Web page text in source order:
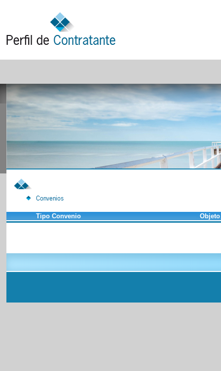
Convenios
Tipo Convenio Objeto